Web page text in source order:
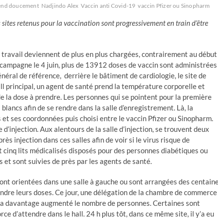
doucement Nadjindo Alex Vaccin anti Covid-19 vaccin Pfizer ou Sinopharm
retenus pour la vaccination sont progressivement en train d’être
deviennent de plus en plus chargées, contrairement au début
le 4 juin, plus de 13912 doses de vaccin sont administrées
de référence, derrière le bâtiment de cardiologie, le site de
principal, un agent de santé prend la température corporelle et
dose à prendre. Les personnes qui se pointent pour la première
afin de se rendre dans la salle d’enregistrement. Là, la
ses coordonnées puis choisi entre le vaccin Pfizer ou Sinopharm.
Aux alentours de la salle d’injection, se trouvent deux
injection dans ces salles afin de voir si le virus risque de
lits médicalisés disposés pour des personnes diabétiques ou
sont suivies de près par les agents de santé.
orientées dans une salle à gauche ou sont arrangées des
leurs doses. Ce jour, une délégation de la chambre de commerce
davantage augmenté le nombre de personnes. Certaines sont
d’attendre dans le hall. 24 h plus tôt, dans ce même site, il y’a eu